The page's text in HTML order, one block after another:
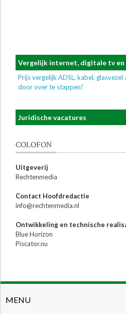
Vergelijk internet, digitale tv en
Prijs vergelijk ADSL, kabel,
door over te stappen!
Juridische vacatures
COLOFON
Uitgeverij
Rechtenmedia
Contact Hoofdredactie
info@rechtenmedia.nl
Ontwikkeling en technische
Blue Horizon
Piscator.nu
MENU